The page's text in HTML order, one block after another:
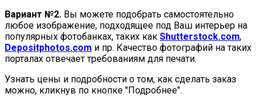
Вариант №2. Вы можете подобрать самостоятельно
любое изображение, подходящее под Ваш интерьер на
популярных фотобанках, таких как Shutterstock.com,
Depositphotos.com и пр. Качество фотографий на таких
порталах отвечает требованиям для печати.
Узнать цены и подробности о том, как сделать заказ
можно, кликнув по кнопке "Подробнее".